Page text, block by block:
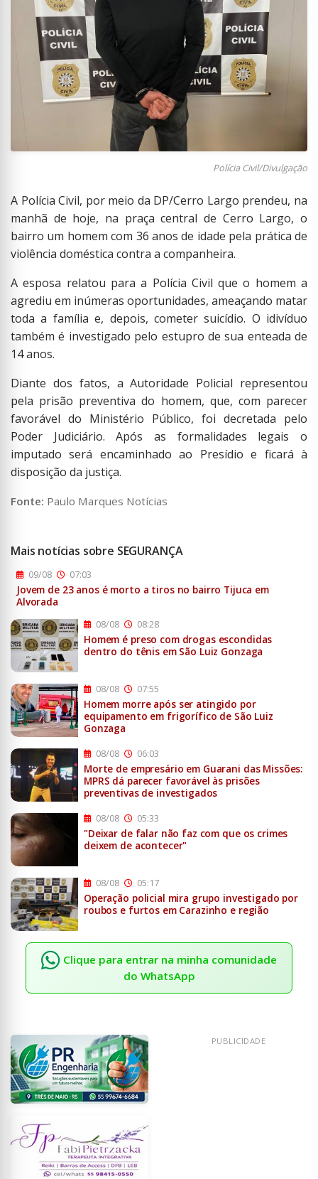
Polícia Civil/Divulgação
A Polícia Civil, por meio da DP/Cerro Largo prendeu, na
manhã de hoje, na praça central de Cerro Largo, o
bairro um homem com 36 anos de idade pela prática de
violência doméstica contra a companheira.
A esposa relatou para a Polícia Civil que o homem a
agrediu em inúmeras oportunidades, ameaçando matar
toda a família e, depois, cometer suicídio. O idivíduo
também é investigado pelo estupro de sua enteada de
14 anos.
Diante dos fatos, a Autoridade Policial representou
pela prisão preventiva do homem, que, com parecer
favorável do Ministério Público, foi decretada pelo
Poder Judiciário. Após as formalidades legais o
imputado será encaminhado ao Presídio e ficará à
disposição da justiça.
Fonte: Paulo Marques Notícias
Mais notícias sobre SEGURANÇA
09/08 07:03
Jovem de 23 anos é morto a tiros no bairro Tijuca em
Alvorada
08/08 08:28
Homem é preso com drogas escondidas
dentro do tênis em São Luiz Gonzaga
08/08 07:55
Homem morre após ser atingido por
equipamento em frigorífico de São Luiz
Gonzaga
08/08 06:03
Morte de empresário em Guarani das Missões:
MPRS dá parecer favorável às prisões
preventivas de investigados
08/08 05:33
"Deixar de falar não faz com que os crimes
deixem de acontecer"
08/08 05:17
Operação policial mira grupo investigado por
roubos e furtos em Carazinho e região
Clique para entrar na minha comunidade
do WhatsApp